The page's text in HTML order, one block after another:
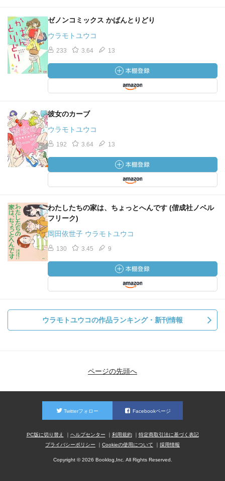
ゼノンコミックス かばんとりどり
ウラモトユウコ
233 3.64 13
彼女のカーブ
ウラモトユウコ
192 3.64 13
わたしたちの家は、ちょっとへんです (偕成社ノベル
フリーク)
岡田依世子 ウラモトユウコ
130 3.45 9
ウラモトユウコの作品ランキング・新刊情報
ページの先頭へ
Twitterフォロー Facebookページ
PC版に切り替え ヘルプセンター 利用規約
特定商取引法に基づく表記
プライバシーポリシー
Cookieの使用について 採用情報
Copyright © 2026 Booklog,Inc. All Rights Reserved.